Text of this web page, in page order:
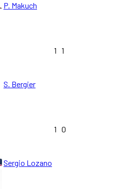
P. Makuch
S. Bergier
1 1
Sergio Lozano
1 0